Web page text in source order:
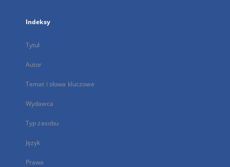
Indeksy
Tytuł
Autor
Temat i słowa kluczowe
Wydawca
Typ zasobu
Język
Prawa